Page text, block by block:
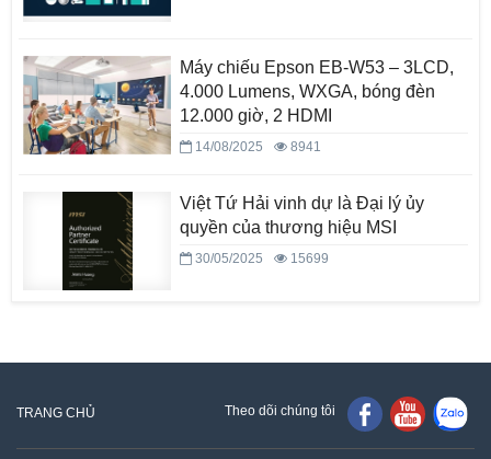
Máy chiếu Epson EB-W53 – 3LCD,
4.000 Lumens, WXGA, bóng đèn
12.000 giờ, 2 HDMI
14/08/2025 8941
Việt Tứ Hải vinh dự là Đại lý ủy
quyền của thương hiệu MSI
30/05/2025 15699
TRANG CHỦ Theo dõi chúng tôi